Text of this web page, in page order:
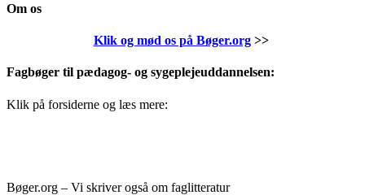
Om os
Klik og mød os på Bøger.org>>
Fagbøger til pædagog- og sygeplejeuddannelsen:
Klik på forsiderne og læs mere:
Bøger.org – Vi skriver også om faglitteratur